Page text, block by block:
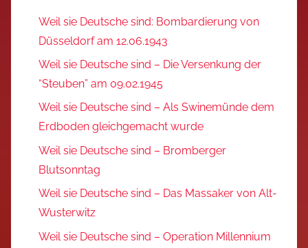
Weil sie Deutsche sind: Bombardierung von
Düsseldorf am 12.06.1943
Weil sie Deutsche sind – Die Versenkung der
“Steuben” am 09.02.1945
Weil sie Deutsche sind – Als Swinemünde dem
Erdboden gleichgemacht wurde
Weil sie Deutsche sind – Bromberger
Blutsonntag
Weil sie Deutsche sind – Das Massaker von Alt-
Wusterwitz
Weil sie Deutsche sind – Operation Millennium